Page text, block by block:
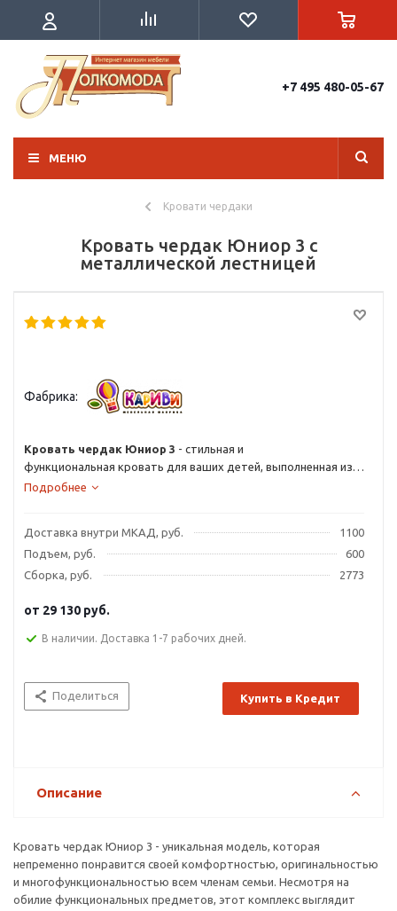
+7 495 480-05-67
МЕНЮ
Кровати чердаки
Кровать чердак Юниор 3 с
металлической лестницей
Фабрика:
Кровать чердак Юниор 3 - стильная и
функциональная кровать для ваших детей, выполненная из
качественных и натуральных материалов. Такая детская
удобное место для уроков и большой шкаф для одежды.
Подробнее
Доставка внутри МКАД, руб.
1100
Подъем, руб.
600
Сборка, руб.
2773
от 29 130 руб.
В наличии. Доставка 1-7 рабочих дней.
Поделиться Купить в Кредит
Описание
Кровать чердак Юниор 3 - уникальная модель, которая
непременно понравится своей комфортностью, оригинальностью
и многофункциональностью всем членам семьи. Несмотря на
обилие функциональных предметов, этот комплекс выглядит